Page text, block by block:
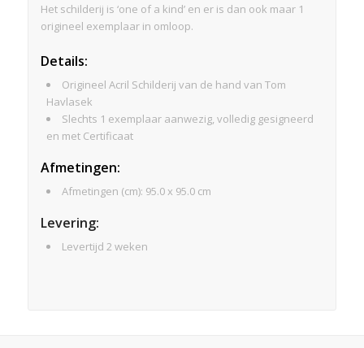
Het schilderij is ‘one of a kind’ en er is dan ook maar 1
origineel exemplaar in omloop.
Details:
Origineel Acril Schilderij van de hand van Tom
Havlasek
Slechts 1 exemplaar aanwezig, volledig gesigneerd
en met Certificaat
Afmetingen:
Afmetingen (cm): 95.0 x 95.0 cm
Levering:
Levertijd 2 weken